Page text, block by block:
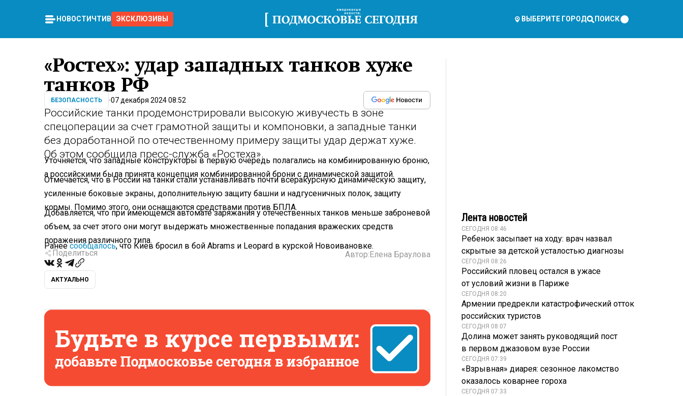
НОВОСТИ ЧТИВО ЭКСКЛЮЗИВЫ ВЫБЕРИТЕ ГОРОД ПОИСК
«Ростех»: удар западных танков хуже
танков РФ
БЕЗОПАСНОСТЬ 07 декабря 2024 08:52
Российские танки продемонстрировали высокую живучесть в зоне
спецоперации за счет грамотной защиты и компоновки, а западные танки
без доработанной по отечественному примеру защиты удар держат хуже.
Об этом сообщила пресс-служба «Ростеха».
Уточняется, что западные конструкторы в первую очередь полагались на комбинированную броню,
а российскими была принята концепция комбинированной брони с динамической защитой.
Отмечается, что в России на танки стали устанавливать почти всеракурсную динамическую защиту,
усиленные боковые экраны, дополнительную защиту башни и надгусеничных полок, защиту
кормы. Помимо этого, они оснащаются средствами против БПЛА.
Добавляется, что при имеющемся автомате заряжания у отечественных танков меньше заброневой
объем, за счет этого они могут выдержать множественные попадания вражеских средств
поражения различного типа.
Ранеесообщалось, что Киев бросил в бой Abrams и Leopard в курской Новоивановке.
Поделиться Автор:Елена Браулова
АКТУАЛЬНО
Лента новостей
СЕГОДНЯ 08:46
Ребенок засыпает на ходу: врач назвал
скрытые за детской усталостью диагнозы
СЕГОДНЯ 08:26
Российский пловец остался в ужасе
от условий жизни в Париже
СЕГОДНЯ 08:20
Армении предрекли катастрофический отток
российских туристов
СЕГОДНЯ 08:07
Долина может занять руководящий пост
в первом джазовом вузе России
СЕГОДНЯ 07:39
«Взрывная» диарея: сезонное лакомство
оказалось коварнее гороха
СЕГОДНЯ 07:33